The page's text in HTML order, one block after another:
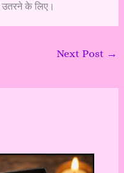
के लिए।
Next Post →